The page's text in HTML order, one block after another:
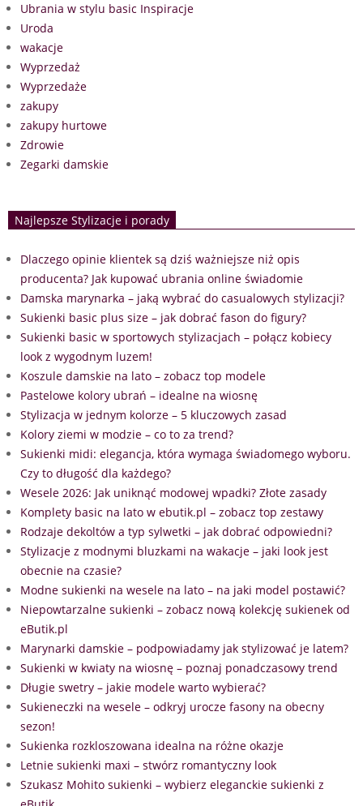
Ubrania w stylu basic Inspiracje
Uroda
wakacje
Wyprzedaż
Wyprzedaże
zakupy
zakupy hurtowe
Zdrowie
Zegarki damskie
Najlepsze Stylizacje i porady
Dlaczego opinie klientek są dziś ważniejsze niż opis
producenta? Jak kupować ubrania online świadomie
Damska marynarka – jaką wybrać do casualowych stylizacji?
Sukienki basic plus size – jak dobrać fason do figury?
Sukienki basic w sportowych stylizacjach – połącz kobiecy
look z wygodnym luzem!
Koszule damskie na lato – zobacz top modele
Pastelowe kolory ubrań – idealne na wiosnę
Stylizacja w jednym kolorze – 5 kluczowych zasad
Kolory ziemi w modzie – co to za trend?
Sukienki midi: elegancja, która wymaga świadomego wyboru.
Czy to długość dla każdego?
Wesele 2026: Jak uniknąć modowej wpadki? Złote zasady
Komplety basic na lato w ebutik.pl – zobacz top zestawy
Rodzaje dekoltów a typ sylwetki – jak dobrać odpowiedni?
Stylizacje z modnymi bluzkami na wakacje – jaki look jest
obecnie na czasie?
Modne sukienki na wesele na lato – na jaki model postawić?
Niepowtarzalne sukienki – zobacz nową kolekcję sukienek od
eButik.pl
Marynarki damskie – podpowiadamy jak stylizować je latem?
Sukienki w kwiaty na wiosnę – poznaj ponadczasowy trend
Długie swetry – jakie modele warto wybierać?
Sukieneczki na wesele – odkryj urocze fasony na obecny
sezon!
Sukienka rozkloszowana idealna na różne okazje
Letnie sukienki maxi – stwórz romantyczny look
Szukasz Mohito sukienki – wybierz eleganckie sukienki z